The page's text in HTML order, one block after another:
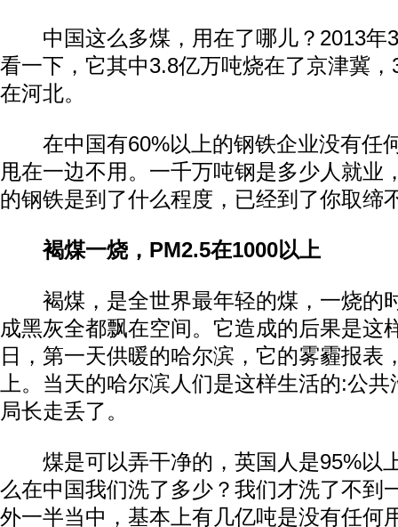
中国这么多煤，用在了哪儿？2013年
看一下，它其中3.8亿万吨烧在了京津冀
在河北。
在中国有60%以上的钢铁企业没有任
甩在一边不用。一千万吨钢是多少人就业
的钢铁是到了什么程度，已经到了你取缔
褐煤一烧，PM2.5在1000以上
褐煤，是全世界最年轻的煤，一烧的
成黑灰全都飘在空间。它造成的后果是这
日，第一天供暖的哈尔滨，它的雾霾报表
上。当天的哈尔滨人们是这样生活的:公
局长走丢了。
煤是可以弄干净的，英国人是95%以
么在中国我们洗了多少？我们才洗了不到
外一半当中，基本上有几亿吨是没有任何